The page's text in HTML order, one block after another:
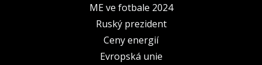
ME ve fotbale 2024
Ruský prezident
Ceny energií
Evropská unie